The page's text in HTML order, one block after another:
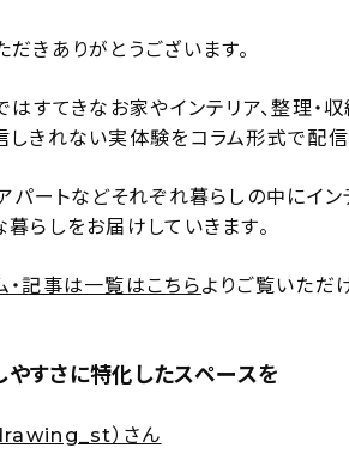
きありがとうございます。
はすてきなお家やインテリア、整理
しきれない実体験をコラム形式で配信
アパートなどそれぞれ暮らしの中にイ
らしをお届けしていきます。
・記事は一覧はこちらよりご覧いただ
すさに特化したスペースを
）さん